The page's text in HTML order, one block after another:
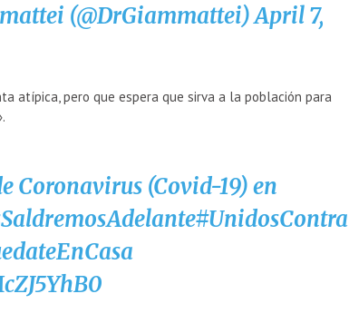
(@DrGiammattei)April 7,
atípica, pero que espera que sirva a la población para
Coronavirus (Covid-19) en
#UnidosContra